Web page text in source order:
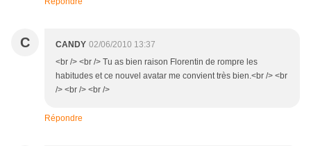
C CANDY 02/06/2010 13:37
<br /> <br /> Tu as bien raison Florentin de rompre les
habitudes et ce nouvel avatar me convient très bien.<br /> <br
/> <br /> <br />
Répondre